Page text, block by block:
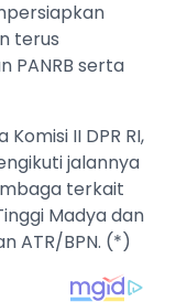
terus
PANRB serta
II DPR RI,
jalannya
terkait
Madya dan
ATR/BPN. (*)